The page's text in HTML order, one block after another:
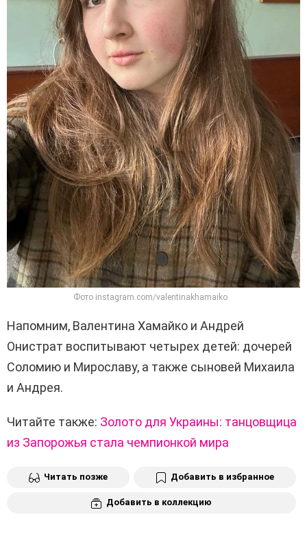
Фото instagram.com/valentinakhamaiko
Напомним, Валентина Хамайко и Андрей
Онистрат воспитывают четырех детей: дочерей
Соломию и Мирославу, а также сыновей Михаила
и Андрея.
Читайте также: Золото для Украины: танцовщица
из Запорожья стала чемпионкой мира
Читать позже Добавить в избранное
Добавить в коллекцию